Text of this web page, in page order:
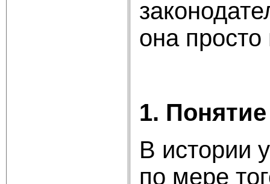
она
1.
В истории
по мере